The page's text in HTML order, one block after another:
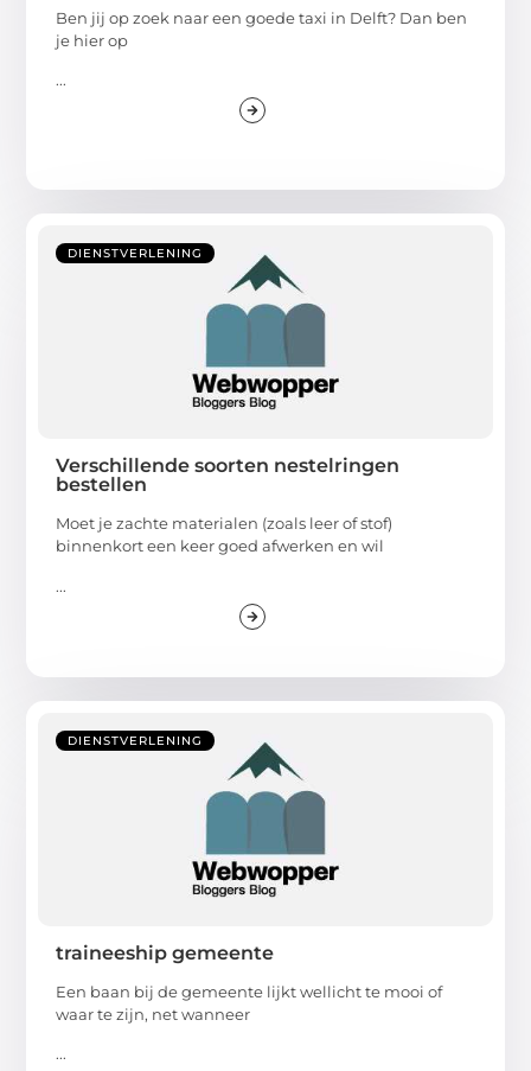
Ben jij op zoek naar een goede taxi in Delft? Dan ben
je hier op
...
DIENSTVERLENING
Verschillende soorten nestelringen
bestellen
Moet je zachte materialen (zoals leer of stof)
binnenkort een keer goed afwerken en wil
...
DIENSTVERLENING
traineeship gemeente
Een baan bij de gemeente lijkt wellicht te mooi of
waar te zijn, net wanneer
...